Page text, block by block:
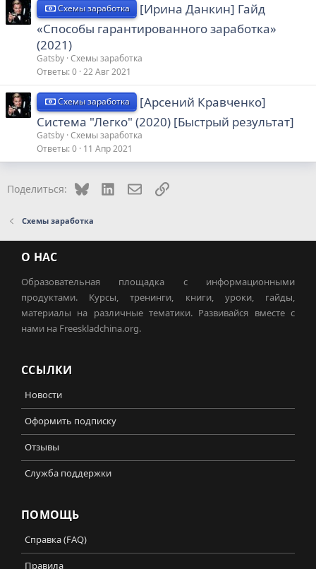
Схемы заработка
[Ирина Данкин] Гайд
«Способы гарантированного заработка»
(2021)
Gatsby Схемы заработка
Ответы 0 22 Авг 2021
Схемы заработка
[Арсений Кравченко]
Система "Легко" (2020) [Быстрый результат]
Gatsby Схемы заработка
Ответы 0 11 Апр 2021
Поделиться: Bluesky LinkedInЭлектронная почта
Ссылка
Схемы заработка
О НАС
Образовательная площадка с информационными
продуктами. Курсы, тренинги, книги, уроки, гайды,
материалы на различные тематики. Развивайся вместе с
нами на Freeskladchina.org.
ССЫЛКИ
Новости
Оформить подписку
Отзывы
Служба поддержки
ПОМОЩЬ
Справка (FAQ)
Правила